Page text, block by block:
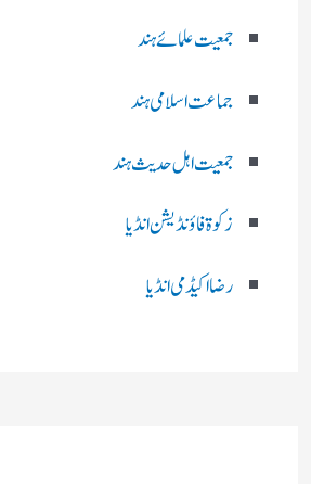
جمعیت علمائے ہند
جماعت اسلامی ہند
جمعیت اہل حدیث ہند
زکوۃ فاؤنڈیشن انڈیا
رضا اکیڈمی انڈیا